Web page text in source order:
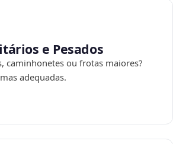
e Pesados
caminhonetes ou frotas maiores?
adequadas.